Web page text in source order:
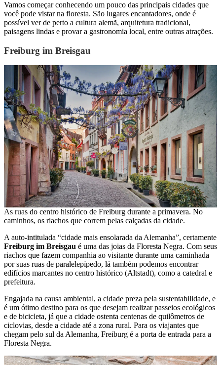
Vamos começar conhecendo um pouco das principais cidades que
você pode vistar na floresta. São lugares encantadores, onde é
possível ver de perto a cultura alemã, arquitetura tradicional,
paisagens lindas e provar a gastronomia local, entre outras atrações.
Freiburg im Breisgau
As ruas do centro histórico de Freiburg durante a primavera. No
caminhos, os riachos que correm pelas calçadas da cidade.
A auto-intitulada “cidade mais ensolarada da Alemanha”, certamente
Freiburg im Breisgau é uma das joias da Floresta Negra. Com seus
riachos que fazem companhia ao visitante durante uma caminhada
por suas ruas de paralelepípedo, lá também podemos encontrar
edifícios marcantes no centro histórico (Altstadt), como a catedral e
prefeitura.
Engajada na causa ambiental, a cidade preza pela sustentabilidade, e
é um ótimo destino para os que desejam realizar passeios ecológicos
e de bicicleta, já que a cidade ostenta centenas de quilômetros de
ciclovias, desde a cidade até a zona rural. Para os viajantes que
chegam pelo sul da Alemanha, Freiburg é a porta de entrada para a
Floresta Negra.